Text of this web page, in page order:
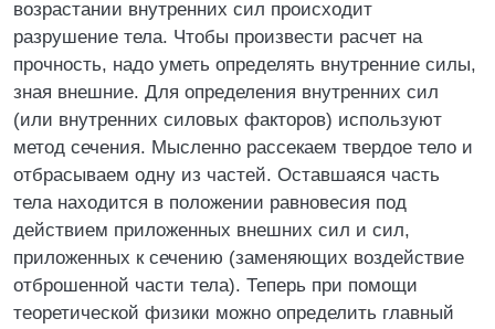
возрастании внутренних сил происходит
разрушение тела. Чтобы произвести расчет на
прочность, надо уметь определять внутренние силы,
зная внешние. Для определения внутренних сил
(или внутренних силовых факторов) используют
метод сечения. Мысленно рассекаем твердое тело и
отбрасываем одну из частей. Оставшаяся часть
тела находится в положении равновесия под
действием приложенных внешних сил и сил,
приложенных к сечению (заменяющих воздействие
отброшенной части тела). Теперь при помощи
теоретической физики можно определить главный